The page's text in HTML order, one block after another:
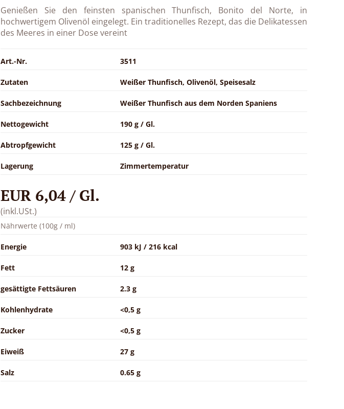
Genießen Sie den feinsten spanischen Thunfisch, Bonito del Norte, in
hochwertigem Olivenöl eingelegt. Ein traditionelles Rezept, das die Delikatessen
des Meeres in einer Dose vereint
Art.-Nr. 3511
Zutaten Weißer Thunfisch, Olivenöl, Speisesalz
Sachbezeichnung Weißer Thunfisch aus dem Norden Spaniens
Nettogewicht 190 g / Gl.
Abtropfgewicht 125 g / Gl.
Lagerung Zimmertemperatur
EUR 6,04 / Gl.
(inkl.USt.)
Nährwerte (100g / ml)
Energie 903 kJ / 216 kcal
Fett 12 g
gesättigte Fettsäuren 2.3 g
Kohlenhydrate <0,5 g
Zucker <0,5 g
Eiweiß 27 g
Salz 0.65 g